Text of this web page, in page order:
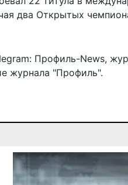
два Открытых
Профиль-News,
журнала "Профиль".